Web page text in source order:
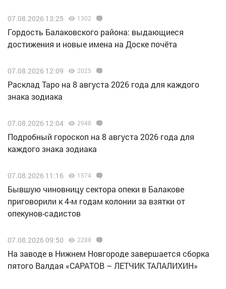
07.08.2026 13:25 1302
Гордость Балаковского района: выдающиеся
достижения и новые имена на Доске почёта
07.08.2026 12:09 2025
Расклад Таро на 8 августа 2026 года для каждого
знака зодиака
07.08.2026 12:04 2948
Подробный гороскоп на 8 августа 2026 года для
каждого знака зодиака
07.08.2026 11:16 1574
Бывшую чиновницу сектора опеки в Балакове
приговорили к 4-м годам колонии за взятки от
опекунов-садистов
07.08.2026 09:50 2288
Н️а заводе в Нижнем Новгороде завершается сборка
пятого Валдая «САРАТОВ – ЛЕТЧИК ТАЛАЛИХИН»